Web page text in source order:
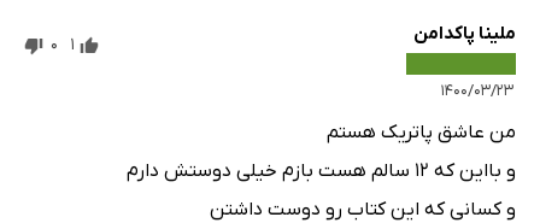
ملینا پاکدامن
۱۴۰۰/۰۳/۲۳
1
0
من عاشق پاتریک هستم
و بااین که 12 سالم هست بازم خیلی دوستش دارم
و کسانی که این کتاب رو دوست داشتن